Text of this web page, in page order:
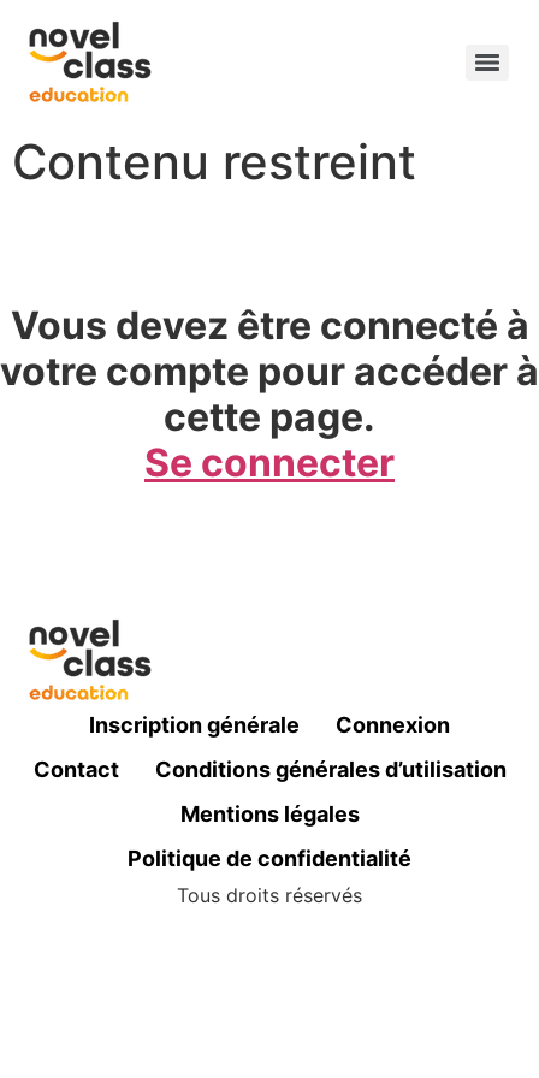
Contenu restreint
Vous devez être connecté à
votre compte pour accéder à
cette page.
Se connecter
Inscription générale
Connexion
Contact
Conditions générales d’utilisation
Mentions légales
Politique de confidentialité
Tous droits réservés